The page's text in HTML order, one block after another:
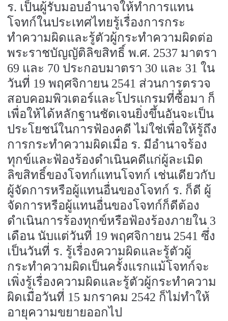
ร. เป็นผู้รับมอบอำนาจให้ทำการแทน
โจทก์ในประเทศไทยรู้เรื่องการกระ
ทำความผิดและรู้ตัวผู้กระทำความผิดต่อ
พระราชบัญญัติลิขสิทธิ์ พ.ศ. 2537 มาตรา
69 และ 70 ประกอบมาตรา 30 และ 31 ใน
วันที่ 19พฤศจิกายน 2541 ส่วนการตรวจ
สอบคอมพิวเตอร์และโปรแกรมที่ซื้อมา ก็
เพื่อให้ได้หลักฐานชัดเจนยิ่งขึ้นอันจะเป็น
ประโยชน์ในการฟ้องคดี ไม่ใช่เพื่อให้รู้ถึง
การกระทำความผิดเมื่อ ร. มีอำนาจร้อง
ทุกข์และฟ้องร้องดำเนินคดีแก่ผู้ละเมิด
ลิขสิทธิ์ของโจทก์แทนโจทก์ เช่นเดียวกับ
ผู้จัดการหรือผู้แทนอื่นของโจทก์ ร. ก็ดี ผู้
จัดการหรือผู้แทนอื่นของโจทก์ก็ดีต้อง
ดำเนินการร้องทุกข์หรือฟ้องร้องภายใน 3
เดือน นับแต่วันที่ 19พฤศจิกายน 2541ซึ่ง
เป็นวันที่ ร. รู้เรื่องความผิดและรู้ตัวผู้
กระทำความผิดเป็นครั้งแรกแม้โจทก์จะ
เพิ่งรู้เรื่องความผิดและรู้ตัวผู้กระทำความ
ผิดเมื่อวันที่ 15 มกราคม 2542 ก็ไม่ทำให้
อายุความขยายออกไป